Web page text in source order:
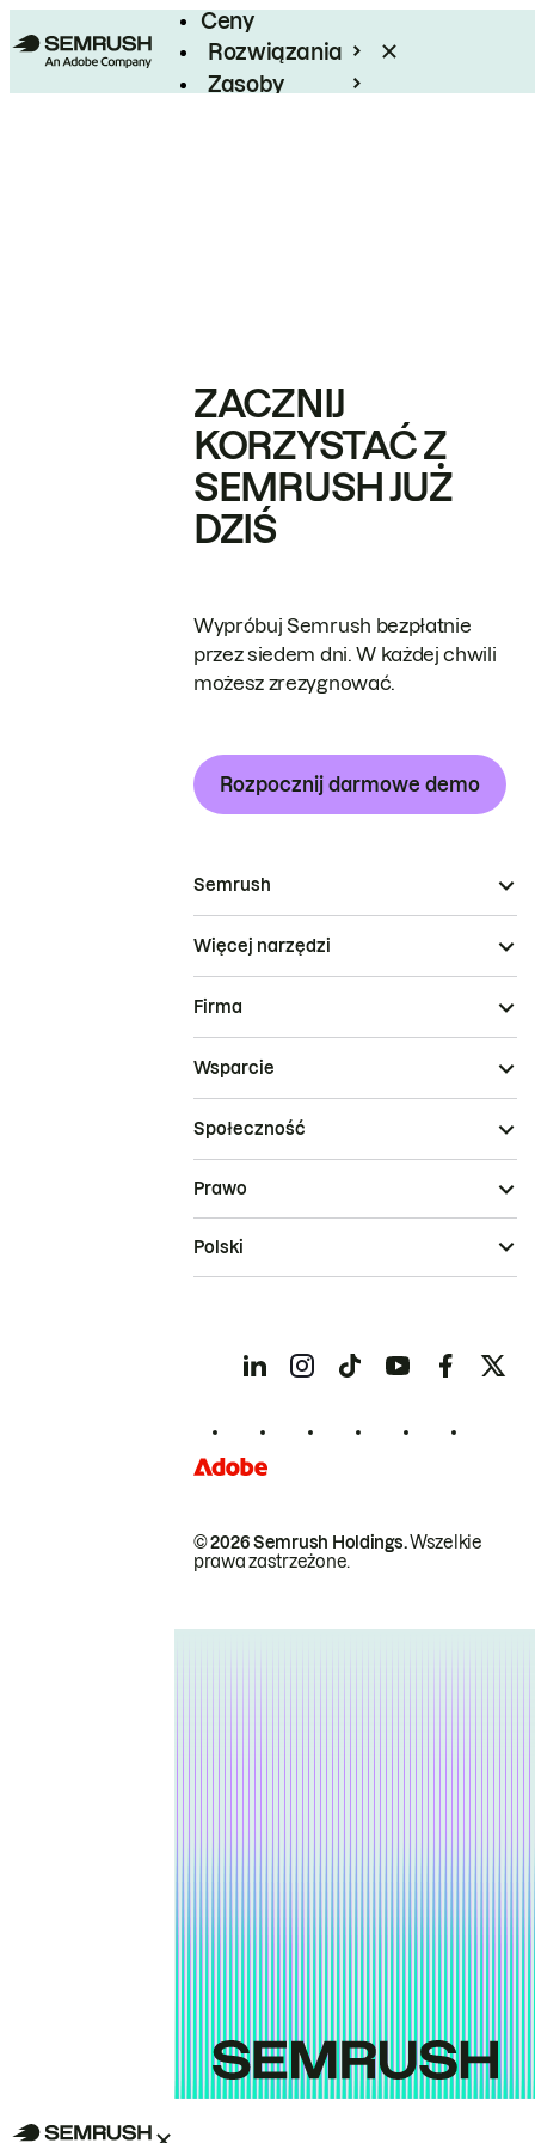
Ceny
Rozwiązania
Zasoby
ZACZNIJ
KORZYSTAĆ Z
SEMRUSH JUŻ
DZIŚ
Wypróbuj Semrush bezpłatnie
przez siedem dni. W każdej chwili
możesz zrezygnować.
Rozpocznij darmowe demo
Semrush
Więcej narzędzi
Firma
Wsparcie
Społeczność
© 2026 Semrush Holdings.Wszelkie
prawa zastrzeżone.
Prawo
Polski